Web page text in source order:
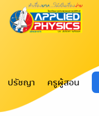
ปรัชญา ครูผู้สอน